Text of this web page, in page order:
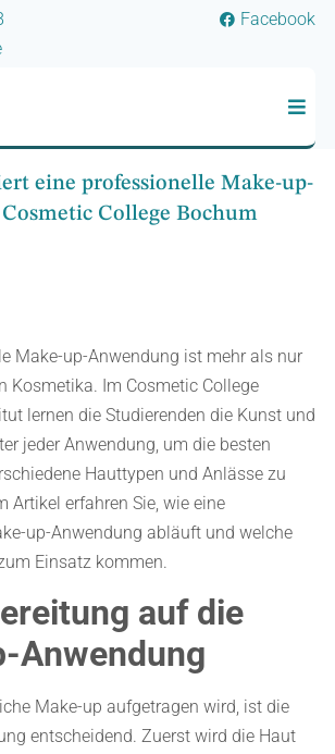
Facebook
eine professionelle Make-up-
College Bochum
Make-up-Anwendung ist mehr als nur
Kosmetika. Im Cosmetic College
lernen die Studierenden die Kunst und
jeder Anwendung, um die besten
Hauttypen und Anlässe zu
Artikel erfahren Sie, wie eine
up-Anwendung abläuft und welche
Einsatz kommen.
auf die
Anwendung
Make-up aufgetragen wird, ist die
entscheidend. Zuerst wird die Haut